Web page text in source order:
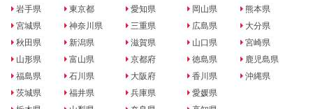
岩手県
宮城県
秋田県
山形県
福島県
茨城県
東京都
神奈川県
新潟県
富山県
石川県
福井県
愛知県
三重県
滋賀県
京都府
大阪府
兵庫県
岡山県
広島県
山口県
徳島県
香川県
愛媛県
熊本県
大分県
宮崎県
鹿児島県
沖縄県